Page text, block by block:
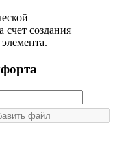
счет создания